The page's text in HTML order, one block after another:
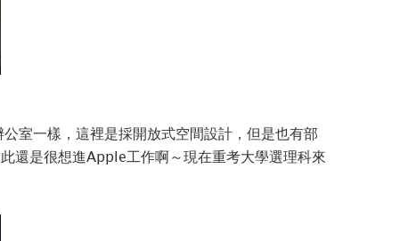
室一樣，這裡是採開放式空間設計，但是也有部
還是很想進Apple工作啊～現在重考大學選理科來